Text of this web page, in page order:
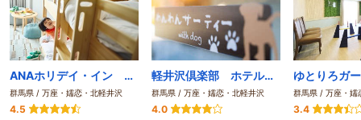
ANAホリデイ・イン リゾート軽井沢 by IHG
群馬県 / 万座・嬬恋・北軽井沢
4.5
軽井沢倶楽部 ホテル軽井沢１１３０
群馬県 / 万座・嬬恋・北軽井沢
4.0
群馬県 / 万座・嬬
3.4